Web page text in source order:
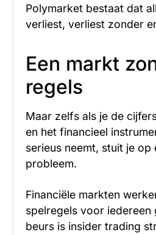
Polymarket bestaat dat
verliest, verliest zonder
Een markt
regels
Maar zelfs als je de
en het financieel
serieus neemt, stuit je op
probleem.
Financiële markten
spelregels voor iedereen
beurs is insider trading